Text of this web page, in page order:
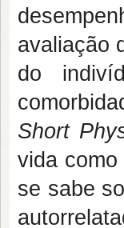
avaliação
do
Short
vida como
se sabe